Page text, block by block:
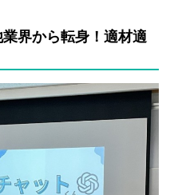
界から転身！適材適